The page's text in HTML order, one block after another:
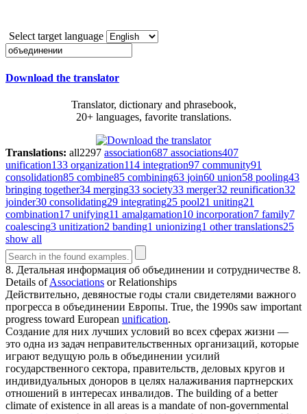
Select target language
Download the translator
Translator, dictionary and phrasebook,
20+ languages, favorite translations.
Translations: all2297 association687 associations407
unification133 organization114 integration97 community91
consolidation85 combine85 combining63 join60 union58 pooling43
bringing together34 merging33 society33 merger32 reunification32
joinder30 consolidating29 integrating25 pool21 uniting21
combination17 unifying11 amalgamation10 incorporation7 family7
coalescing3 unitization2 banding1 unionizing1 other translations25
show all
8. Детальная информация об объединении и сотрудничестве 8.
Details ofAssociations or Relationships
Действительно, девяностые годы стали свидетелями важного
прогресса в объединении Европы. True, the 1990s saw important
progress toward European unification.
Создание для них лучших условий во всех сферах жизни —
это одна из задач неправительственных организаций, которые
играют ведущую роль в объединении усилий
государственного сектора, правительств, деловых кругов и
индивидуальных доноров в целях налаживания партнерских
отношений в интересах инвалидов. The building of a better
climate of existence in all areas is a mandate of non-governmental